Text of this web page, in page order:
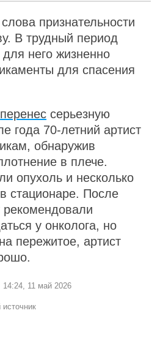
признательности
В трудный период
него жизненно
для спасения
перенес серьезную
года 70-летний артист
обнаружив
в плече.
опухоль и несколько
стационаре. После
у онколога, но
пережитое, артист
не с боли: онколог